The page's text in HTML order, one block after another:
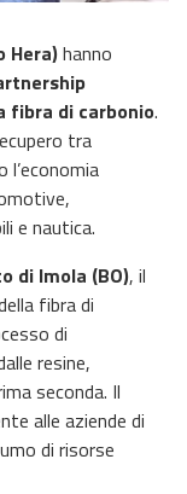
Hera)hanno
fibra di carbonio.
tra
e nautica.
di Imola (BO), il
fibra di
di
resine,
seconda. Il
alle aziende di
di risorse